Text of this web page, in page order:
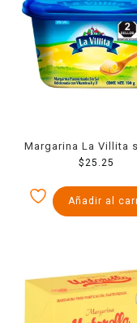
Margarina La Villita
untable 190 g
$ 25.25
Añadir al